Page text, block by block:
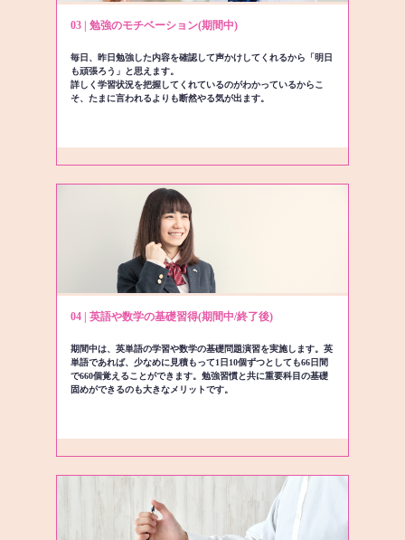
03 | 勉強のモチベーション(期間中)
毎日、昨日勉強した内容を確認して声かけしてくれるから「明日
も頑張ろう」と思えます。
詳しく学習状況を把握してくれているのがわかっているからこ
そ、たまに言われるよりも断然やる気が出ます。
04 | 英語や数学の基礎習得(期間中/終了後)
期間中は、英単語の学習や数学の基礎問題演習を実施します。英
単語であれば、少なめに見積もって1日10個ずつとしても66日間
で660個覚えることができます。勉強習慣と共に重要科目の基礎
固めができるのも大きなメリットです。